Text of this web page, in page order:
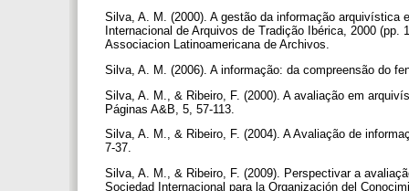
Silva, A. M. (2000). A gestão da informação
Internacional de Arquivos de Tradição Ibérica, 2000
Associacion Latinoamericana de Archivos.
Silva, A. M. (2006). A informação: da compreensão do
Silva, A. M., & Ribeiro, F. (2000). A avaliação em
Páginas A&B, 5, 57-113.
Silva, A. M., & Ribeiro, F. (2004). A Avaliação de
7-37.
Silva, A. M., & Ribeiro, F. (2009). Perspectivar a
Sociedad Internacional para la Organización del